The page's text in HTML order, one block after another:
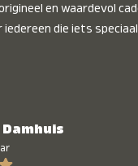
en waardevol
iedereen die iets